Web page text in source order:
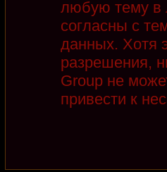
любую тему в
согласны с
данных. Хотя
разрешения,
Group не
привести к